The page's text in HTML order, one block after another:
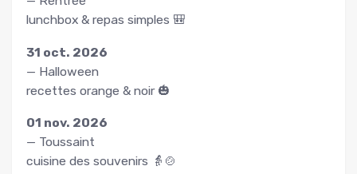
lunchbox & repas simples 🎒
31 oct. 2026
— Halloween
recettes orange & noir 🎃
01 nov. 2026
— Toussaint
cuisine des souvenirs 👵🍲